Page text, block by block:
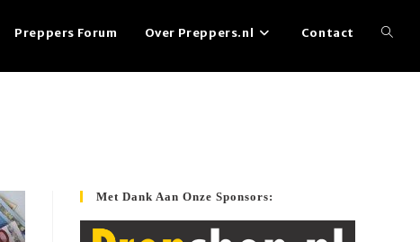
Preppers Forum Over Preppers.nl Contact
Met Dank Aan Onze Sponsors: